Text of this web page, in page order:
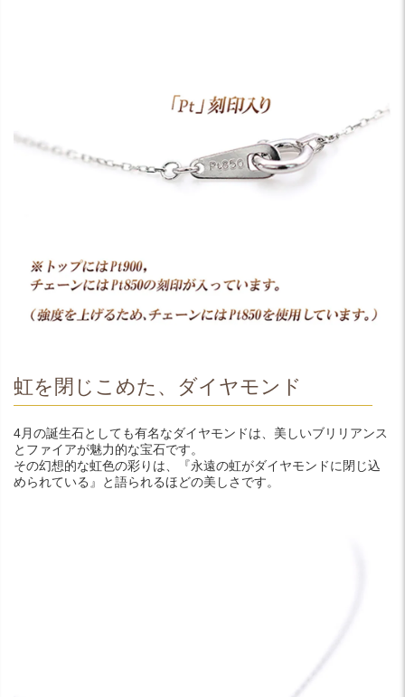
虹を閉じこめた、ダイヤモンド
4月の誕生石としても有名なダイヤモンドは、美しいブリリアンス
とファイアが魅力的な宝石です。
その幻想的な虹色の彩りは、『永遠の虹がダイヤモンドに閉じ込
められている』と語られるほどの美しさです。